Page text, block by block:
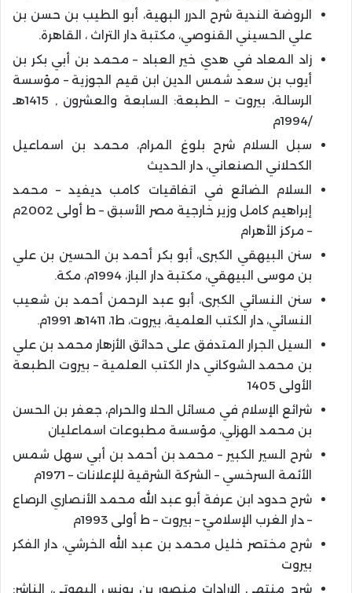
الروضة الندية شرح الدرر البهية، أبو الطيب بن حسن بن
علي الحسيني القنوصي، مكتبة دار التراث ، القاهرة.
زاد المعاد في هدي خير العباد – محمد بن أبي بكر بن
أيوب بن سعد شمس الدين ابن قيم الجوزية – مؤسسة
الرسالة، بيروت – الطبعة: السابعة والعشرون , 1415هـ
/1994م
سبل السلام شرح بلوغ المرام، محمد بن اسماعيل
الكحلاني الصنعاني، دار الحديث
السلام الضائع في اتفاقيات كامب ديفيد – محمد
إبراهيم كامل وزير خارجية مصر الأسبق – ط أولى 2002م
– مركز الأهرام
سنن البيهقي الكبرى، أبو بكر أحمد بن الحسين بن علي
بن موسى البيهقي، مكتبة دار الباز، 1994م، مكة.
سنن النسائي الكبرى، أبو عبد الرحمن أحمد بن شعيب
النسائي، دار الكتب العلمية، بيروت، ط1، 1411ﻫ، 1991م.
السيل الجرار المتدفق على حدائق الأزهار محمد بن علي
بن محمد الشوكاني دار الكتب العلمية – بيروت الطبعة
الأولى 1405
شرائع الإسلام في مسائل الحلا والحرام، جعفر بن الحسن
بن محمد الهزلي، مؤسسة مطبوعات اسماعليان
شرح السير الكبير – محمد بن أحمد بن أبي سهل شمس
الأئمة السرخسي – الشركة الشرقية للإعلانات – 1971م
شرح حدود ابن عرفة أبو عبد الله محمد الأنصاري الرصاع
– دار الغرب الإسلاميّ – بيروت – ط أولى 1993م
شرح مختصر خليل محمد بن عبد الله الخرشي، دار الفكر
بيروت
شرح منتهى الإرادات منصور بن يونس البهوتي، الناشر: